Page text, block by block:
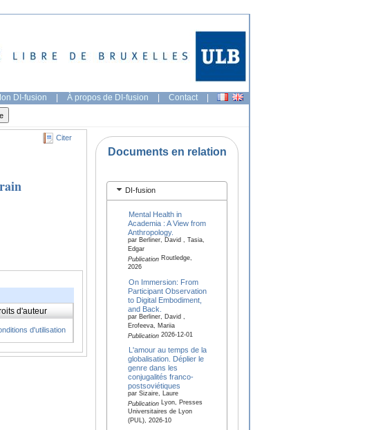
DI-fusion | À propos de DI-fusion | Contact |
Citer
d'auteur
d'utilisation
Documents en relation
DI-fusion
Mental Health in
Academia : A View from
Anthropology.
par Berliner, David , Tasia,
Edgar
PublicationRoutledge,
2026
On Immersion: From
Participant Observation
to Digital Embodiment,
and Back.
par Berliner, David ,
Erofeeva, Mariia
Publication2026-12-01
L'amour au temps de la
globalisation. Déplier le
genre dans les
conjugalités franco-
postsoviétiques
par Sizaire, Laure
PublicationLyon, Presses
Universitaires de Lyon
(PUL), 2026-10